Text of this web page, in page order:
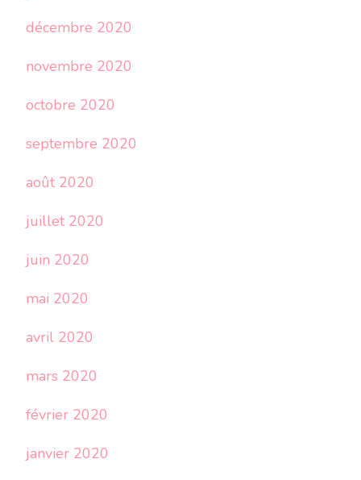
décembre 2020
novembre 2020
octobre 2020
septembre 2020
août 2020
juillet 2020
juin 2020
mai 2020
avril 2020
mars 2020
février 2020
janvier 2020